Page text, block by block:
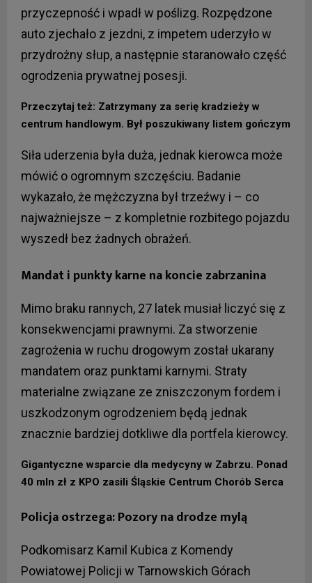
przyczepność i wpadł w poślizg. Rozpędzone
auto zjechało z jezdni, z impetem uderzyło w
przydrożny słup, a następnie staranowało część
ogrodzenia prywatnej posesji.
Przeczytaj też: Zatrzymany za serię kradzieży w
centrum handlowym. Był poszukiwany listem gończym
Siła uderzenia była duża, jednak kierowca może
mówić o ogromnym szczęściu. Badanie
wykazało, że mężczyzna był trzeźwy i – co
najważniejsze – z kompletnie rozbitego pojazdu
wyszedł bez żadnych obrażeń.
Mandat i punkty karne na koncie zabrzanina
Mimo braku rannych, 27 latek musiał liczyć się z
konsekwencjami prawnymi. Za stworzenie
zagrożenia w ruchu drogowym został ukarany
mandatem oraz punktami karnymi. Straty
materialne związane ze zniszczonym fordem i
uszkodzonym ogrodzeniem będą jednak
znacznie bardziej dotkliwe dla portfela kierowcy.
Gigantyczne wsparcie dla medycyny w Zabrzu. Ponad
40 mln zł z KPO zasili Śląskie Centrum Chorób Serca
Policja ostrzega: Pozory na drodze mylą
Podkomisarz Kamil Kubica z Komendy
Powiatowej Policji w Tarnowskich Górach